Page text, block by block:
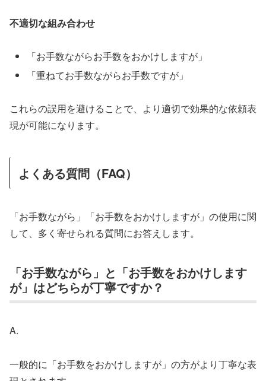
不適切な組み合わせ
「お手数ながらお手数をおかけしますが」
「重ねてお手数ながらお手数ですが」
これらの誤用を避けることで、より適切で効果的な依頼表
現が可能になります。
よくある質問（FAQ）
「お手数ながら」「お手数をおかけしますが」の使用に関
して、多く寄せられる質問にお答えします。
「お手数ながら」と「お手数をおかけします
が」はどちらが丁寧ですか？
A.
一般的に「お手数をおかけしますが」の方がより丁寧な表